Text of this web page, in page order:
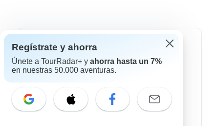
Destinos más populares
África
Australia / Oceanía
Regístrate y ahorra
Únete a TourRadar+ y ahorra hasta un 7%
en nuestras 50.000 aventuras.